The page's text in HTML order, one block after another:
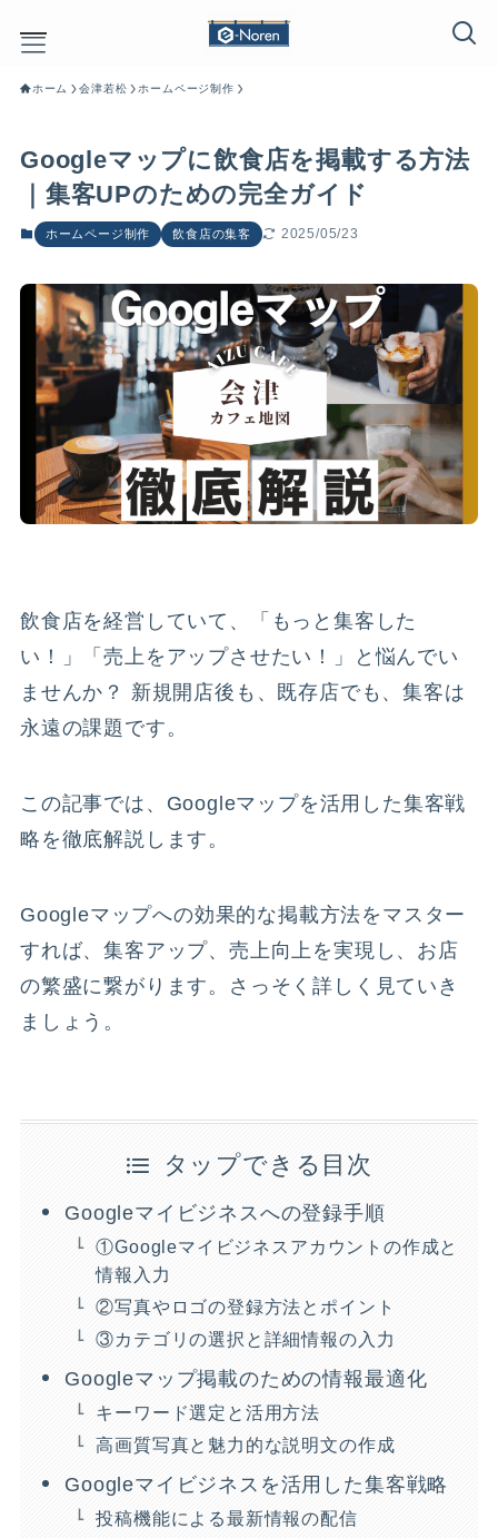
Documents
まずは資料請求
Free Estimates
見積もり(無料)
WORKS
制作実績
FLOW
ご依頼の流れ
よくある質問
Company
ホーム 会津若松 ホームページ制作
Googleマップに飲食店を掲載する方法
｜集客UPのための完全ガイド
ホームページ制作 飲食店の集客 2025/05/23
飲食店を経営していて、「もっと集客した
い！」「売上をアップさせたい！」と悩んでい
ませんか？ 新規開店後も、既存店でも、集客は
永遠の課題です。
この記事では、Googleマップを活用した集客戦
略を徹底解説します。
Googleマップへの効果的な掲載方法をマスター
すれば、集客アップ、売上向上を実現し、お店
の繁盛に繋がります。さっそく詳しく見ていき
ましょう。
タップできる目次
Googleマイビジネスへの登録手順
①Googleマイビジネスアカウントの作成と
情報入力
②写真やロゴの登録方法とポイント
③カテゴリの選択と詳細情報の入力
Googleマップ掲載のための情報最適化
キーワード選定と活用方法
高画質写真と魅力的な説明文の作成
Googleマイビジネスを活用した集客戦略
投稿機能による最新情報の配信